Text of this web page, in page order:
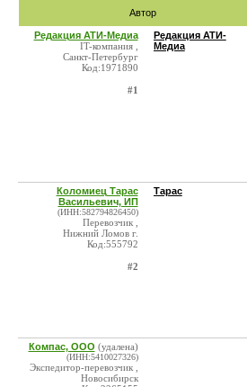
Автор
Редакция АТИ-Медиа
IT-компания ,
Санкт-Петербург
Код:1971890
#1
Редакция АТИ-
Медиа
Коломиец Тарас
Васильевич, ИП
(ИНН:582794826450)
Перевозчик ,
Нижний Ломов г.
Код:555792
#2
Тарас
Компас, ООО (удалена)
(ИНН:5410027326)
Экспедитор-перевозчик ,
Новосибирск